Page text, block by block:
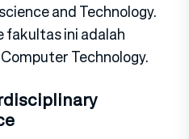
and Technology.
fakultas ini adalah
Technology.